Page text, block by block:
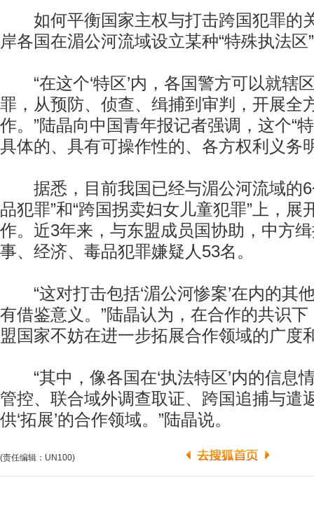
如何平衡国家主权与打击跨国犯罪的
岸各国在湄公河流域设立某种“特殊执法
“在这个‘特区’内，各国警方可以就辖
罪，从预防、侦查、缉捕到审判，开展全
作。”陆晶向中国青年报记者强调，这个“
具体的、具有可操作性的、各方权利义务
据悉，目前我国已经与湄公河流域的6
品犯罪”和“跨国拐卖妇女儿童犯罪”上，展
作。近3年来，与东盟成员国协助，中方
事、经济、毒品犯罪嫌疑人53名。
“这对打击包括‘湄公河惨案’在内的其
有借鉴意义。”陆晶认为，在合作的共识
盟国家不妨在进一步拓展合作领域的广度
“其中，像各国在‘执法特区’内的信息
管控、联合域外调查取证、跨国追捕与遣
供‘拓展’的合作领域。”陆晶说。
(责任编辑：UN100)